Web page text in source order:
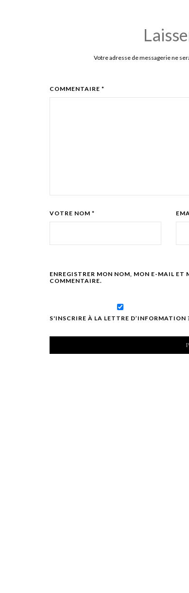
Votre adresse de messagerie ne
COMMENTAIRE *
VOTRE NOM *
ENREGISTRER MON NOM, MON E-MAIL
COMMENTAIRE.
S'INSCRIRE À LA LETTRE D’INFORMATION